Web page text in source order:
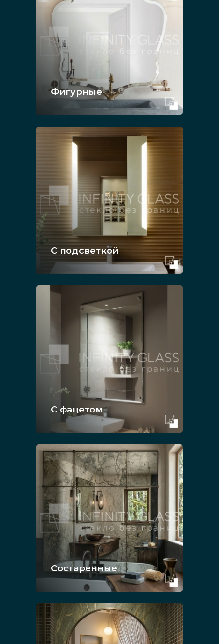
Фигурные
С подсветкой
С фацетом
Состаренные